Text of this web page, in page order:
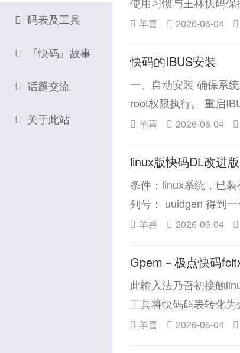
羊喜 2026-06-04
快码的IBUS安装
一、自动安装 确保系
root权限执行。 重启
羊喜 2026-06-04
linux版快码DL改进版
条件：linux系统，已
列号： uuidgen 得到
羊喜 2026-06-04
Gpem－极点快码
此输入法乃吾初接触
工具将快码码表转化
羊喜 2026-06-04
码表及工具
『快码』故事
话题交流
关于此站